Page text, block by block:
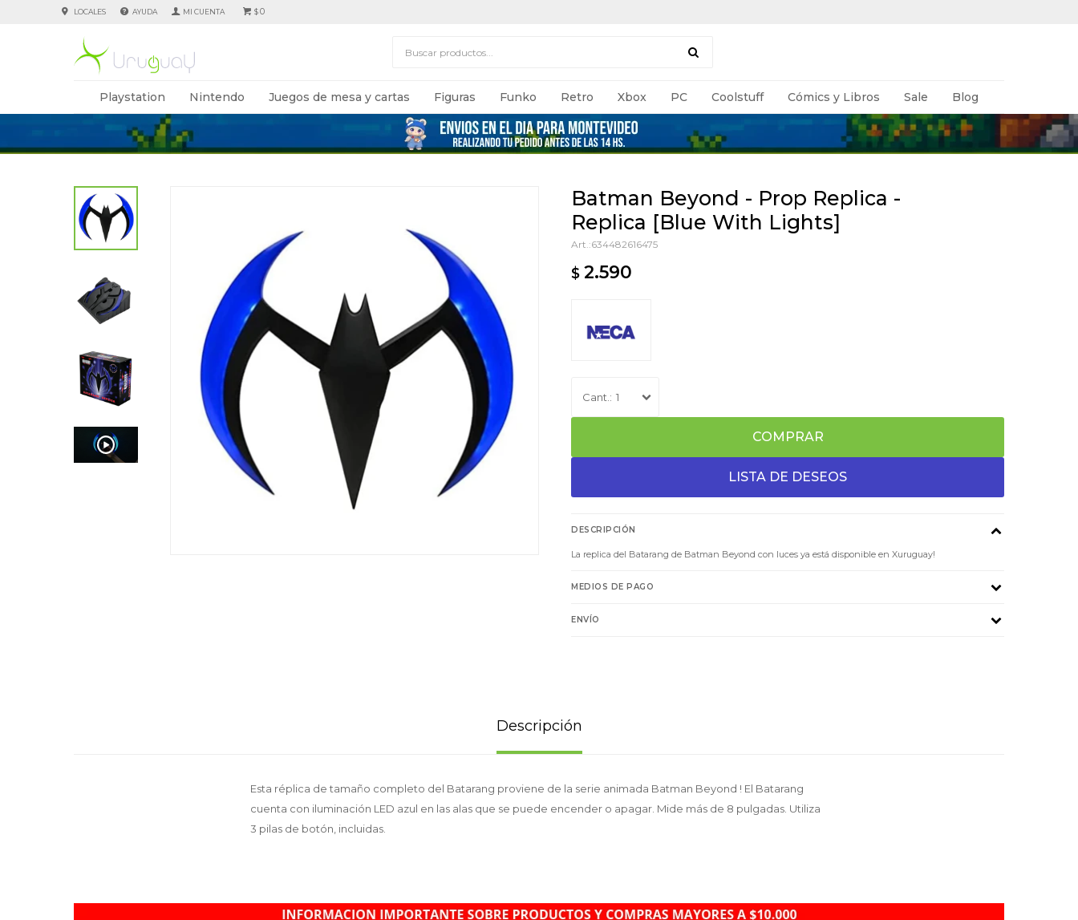
Playstation Nintendo Juegos de mesa y cartas Figuras Funko Retro Xbox PC Coolstuff Cómics y Libros Sale Blog
$0
LOCALES AYUDA
Batman Beyond - Prop Replica -
Replica [Blue With Lights]
634482616475
$ 2.590
1
COMPRAR
DESCRIPCIÓN
La replica del Batarang de Batman Beyond con luces ya está disponible en Xuruguay!
MEDIOS DE PAGO
ENVÍO
Descripción
Esta réplica de tamaño completo del Batarang proviene de la serie animada Batman Beyond ! El Batarang
cuenta con iluminación LED azul en las alas que se puede encender o apagar. Mide más de 8 pulgadas. Utiliza
3 pilas de botón, incluidas.